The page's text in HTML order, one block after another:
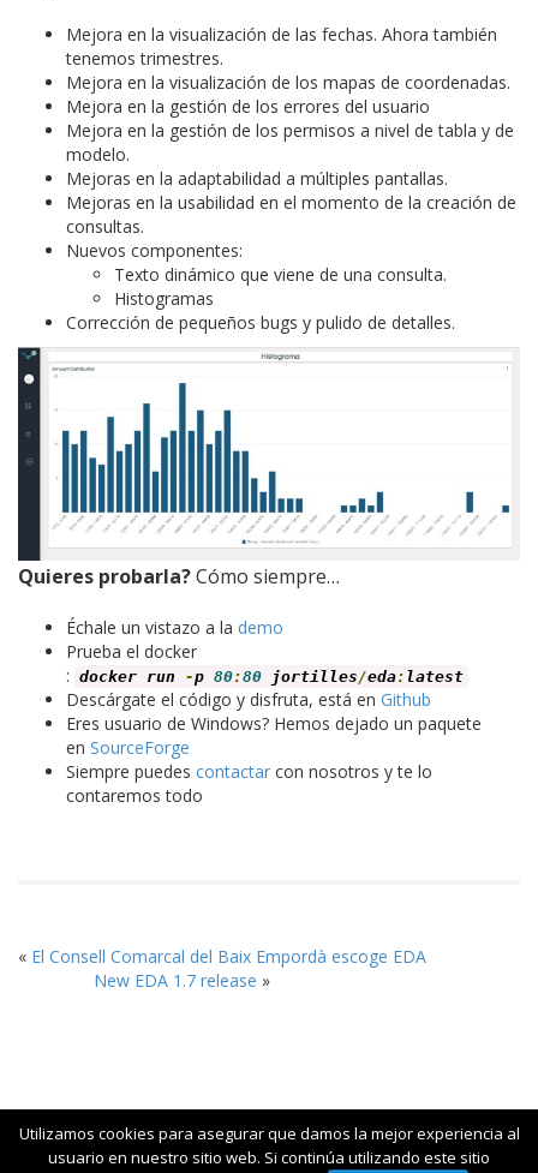
Mejora en la visualización de las fechas. Ahora también
tenemos trimestres.
Mejora en la visualización de los mapas de coordenadas.
Mejora en la gestión de los errores del usuario
Mejora en la gestión de los permisos a nivel de tabla y de
modelo.
Mejoras en la adaptabilidad a múltiples pantallas.
Mejoras en la usabilidad en el momento de la creación de
consultas.
Nuevos componentes:
Texto dinámico que viene de una consulta.
Histogramas
Corrección de pequeños bugs y pulido de detalles.
Quieres probarla?Cómo siempre…
Échale un vistazo a la demo
Prueba el docker
: docker run -p 80:80 jortilles/eda: latest
Descárgate el código y disfruta, está en Github
Eres usuario de Windows? Hemos dejado un paquete
en SourceForge
Siempre puedes contactar con nosotros y te lo
contaremos todo
« El Consell Comarcal del Baix Empordà escoge EDA
New EDA 1.7 release »
© 2015 Jortilles - Business Analytics Open Source|Contacto:
Utilizamos cookies para asegurar que damos la mejor experiencia al
usuario en nuestro sitio web. Si continúa utilizando este sitio